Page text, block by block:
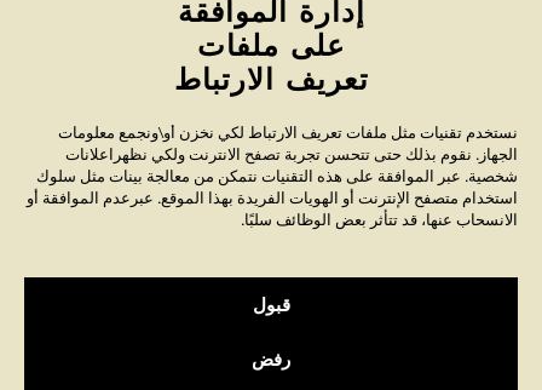
إدارة الموافقة
على ملفات
تعريف الارتباط
نستخدم تقنيات مثل ملفات تعريف الارتباط لكي نخزن أو\ونجمع معلومات
الجهاز. نقوم بذلك حتى تتحسن تجربة تصفح الانترنت ولكي نظهراعلانات
شخصية. عبر الموافقة على هذه التقنيات نتمكن من معالجة بينات مثل سلوك
استخدام متصفح الإنترنت أو الهويات الفريدة بهذا الموقع. عبرعدم الموافقة أو
الانسحاب عنها، قد تتأثر بعض الوظائف سلبًا.
قبول
رفض
World Anti-Bullying Forum
About bullying
Policies
Contact us
Friends’ 90-account is audited annually by Svensk
percent of the revenue is used for the intended purpose